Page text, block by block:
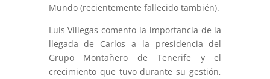
Mundo (recientemente fallecido también).
Luis Villegas comento la importancia de la
llegada de Carlos a la presidencia del
Grupo Montañero de Tenerife y el
crecimiento que tuvo durante su gestión,